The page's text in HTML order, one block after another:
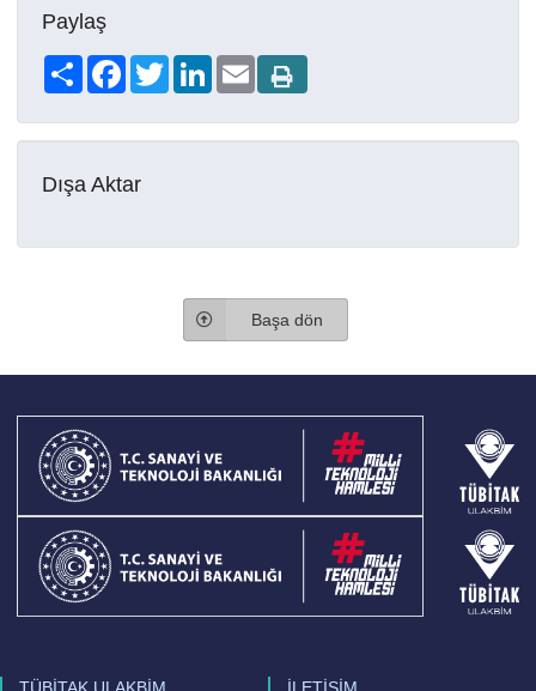
Paylaş
Share FacebookTwitterLinkedIn
Email
Dışa Aktar
Başa dön